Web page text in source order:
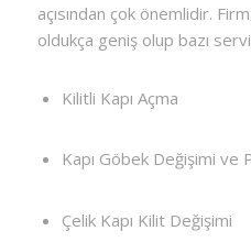
açısından çok önemlidir.
oldukça geniş olup bazı
Kilitli Kapı Açma
Kapı Göbek Değişimi ve
Çelik Kapı Kilit Değişimi